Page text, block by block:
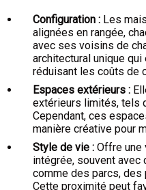
Configuration : Les
alignées en rangée,
avec ses voisins de
architectural unique
réduisant les coûts de
Espaces extérieurs :
extérieurs limités, tels
Cependant, ces
manière créative pour
Style de vie : Offre une
intégrée, souvent
comme des parcs, des
Cette proximité peut